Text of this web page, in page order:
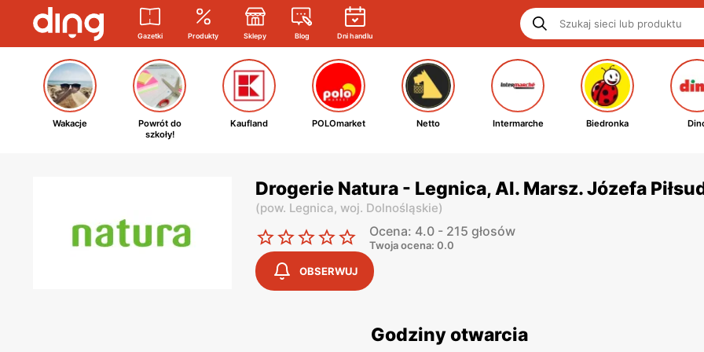
Gazetki Produkty Sklepy Blog Dni handlu
Wakacje
Powrót do
szkoły!
Kaufland POLOmarket Netto Intermarche Biedronka
Drogerie Natura - Legnica, Al. Marsz. Józefa
(pow. Legnica, woj. Dolnośląskie)
Ocena: 4.0 - 215 głosów
Twoja ocena: 0.0
OBSERWUJ
Godziny otwarcia